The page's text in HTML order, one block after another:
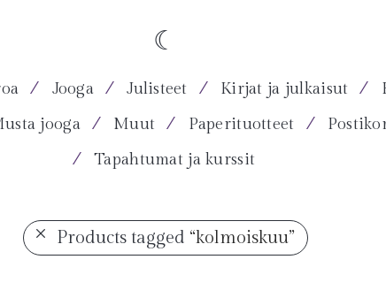
⁄ Jooga ⁄ Julisteet ⁄ Kirjat ja julkaisut ⁄
jooga ⁄ Muut ⁄ Paperituotteet ⁄
⁄ Tapahtumat ja kurssit
Products tagged “kolmoiskuu”